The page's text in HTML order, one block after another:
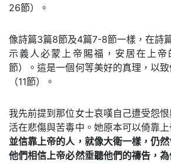
26節）。
像詩篇3篇8節及4篇7-8節一樣，在詩
示義人必蒙上帝賜福，安居在上帝
節）。這是一個何等美好的真理，以
（11節）。
我先前提到那位女士哀嘆自己遭受怨
活在悲傷與苦毒中。她原本可以倚靠上
並信靠上帝的人，就像大衛一樣，仍然
他們相信上帝必然垂聽他們的禱告，